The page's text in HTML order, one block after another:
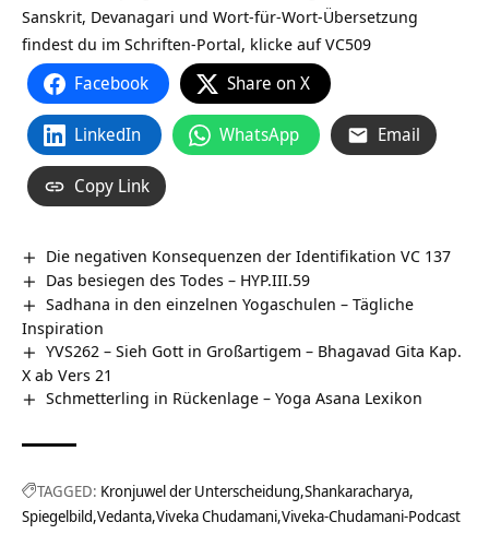
Sanskrit, Devanagari und Wort-für-Wort-Übersetzung
findest du im Schriften-Portal, klicke aufVC509
Facebook Share on X
LinkedIn WhatsApp Email
Copy Link
Die negativen Konsequenzen der Identifikation VC 137
Das besiegen des Todes – HYP.III.59
Sadhana in den einzelnen Yogaschulen – Tägliche
Inspiration
YVS262 – Sieh Gott in Großartigem – Bhagavad Gita Kap.
X ab Vers 21
Schmetterling in Rückenlage – Yoga Asana Lexikon
TAGGED: Kronjuwel der Unterscheidung Shankaracharya
Spiegelbild Vedanta Viveka Chudamani Viveka-Chudamani-Podcast